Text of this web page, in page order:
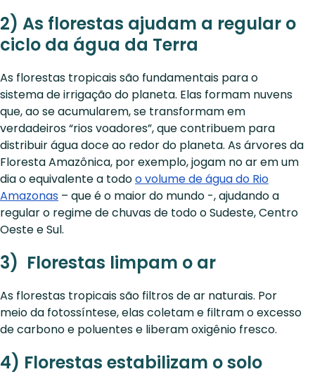
2) As florestas ajudam a regular o
ciclo da água da Terra
As florestas tropicais são fundamentais para o
sistema de irrigação do planeta. Elas formam nuvens
que, ao se acumularem, se transformam em
verdadeiros “rios voadores”, que contribuem para
distribuir água doce ao redor do planeta. As árvores da
Floresta Amazônica, por exemplo, jogam no ar em um
dia o equivalente a todoo volume de água do Rio
Amazonas – que é o maior do mundo -, ajudando a
regular o regime de chuvas de todo o Sudeste, Centro
Oeste e Sul.
3) Florestas limpam o ar
As florestas tropicais são filtros de ar naturais. Por
meio da fotossíntese, elas coletam e filtram o excesso
de carbono e poluentes e liberam oxigênio fresco.
4) Florestas estabilizam o solo